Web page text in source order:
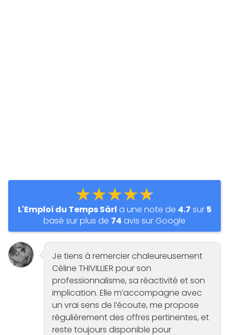
★★★★★
L'Emploi du Temps Sàrl a une note de 4.7 sur 5
basé sur plus de 74 avis sur Google
Je tiens à remercier chaleureusement
Céline THIVILLIER pour son
professionnalisme, sa réactivité et son
implication. Elle m’accompagne avec
un vrai sens de l’écoute, me propose
régulièrement des offres pertinentes, et
reste toujours disponible pour